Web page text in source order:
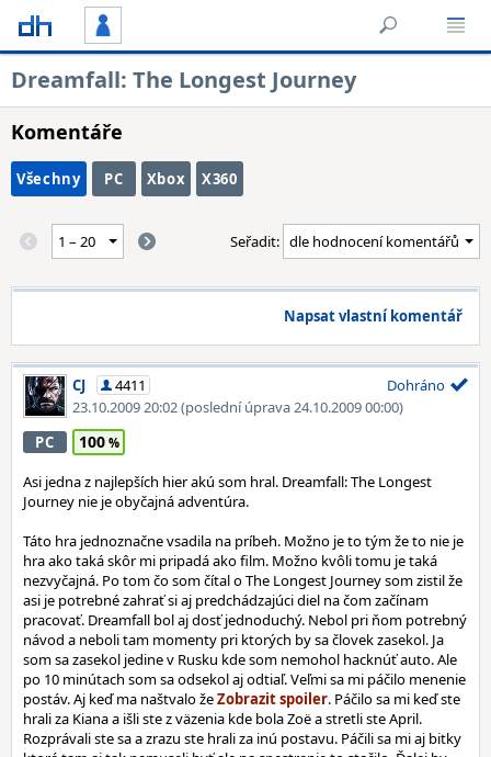
Dreamfall: The Longest Journey
Komentáře
Všechny PC Xbox X360
Seřadit:
Napsat vlastní komentář
CJ
4411
23.10.2009 20:02(poslední úprava 24.10.2009 00:00)
Dohráno
PC 100
Asi jedna z najlepších hier akú som hral. Dreamfall: The Longest
Journey nie je obyčajná adventúra.
Táto hra jednoznačne vsadila na príbeh. Možno je to tým že to nie je
hra ako taká skôr mi pripadá ako film. Možno kvôli tomu je taká
nezvyčajná. Po tom čo som čítal o The Longest Journey som zistil že
asi je potrebné zahrať si aj predchádzajúci diel na čom začínam
pracovať. Dreamfall bol aj dosť jednoduchý. Nebol pri ňom potrebný
návod a neboli tam momenty pri ktorých by sa človek zasekol. Ja
som sa zasekol jedine v Rusku kde som nemohol hacknúť auto. Ale
po 10 minútach som sa odsekol aj odtiaľ. Veľmi sa mi páčilo menenie
postáv. Aj keď ma naštvalo že
. Páčilo sa mi keď ste
hrali za Kiana a išli ste z väzenia kde bola Zoë a stretli ste April.
Rozprávali ste sa a zrazu ste hrali za inú postavu. Páčili sa mi aj bitky